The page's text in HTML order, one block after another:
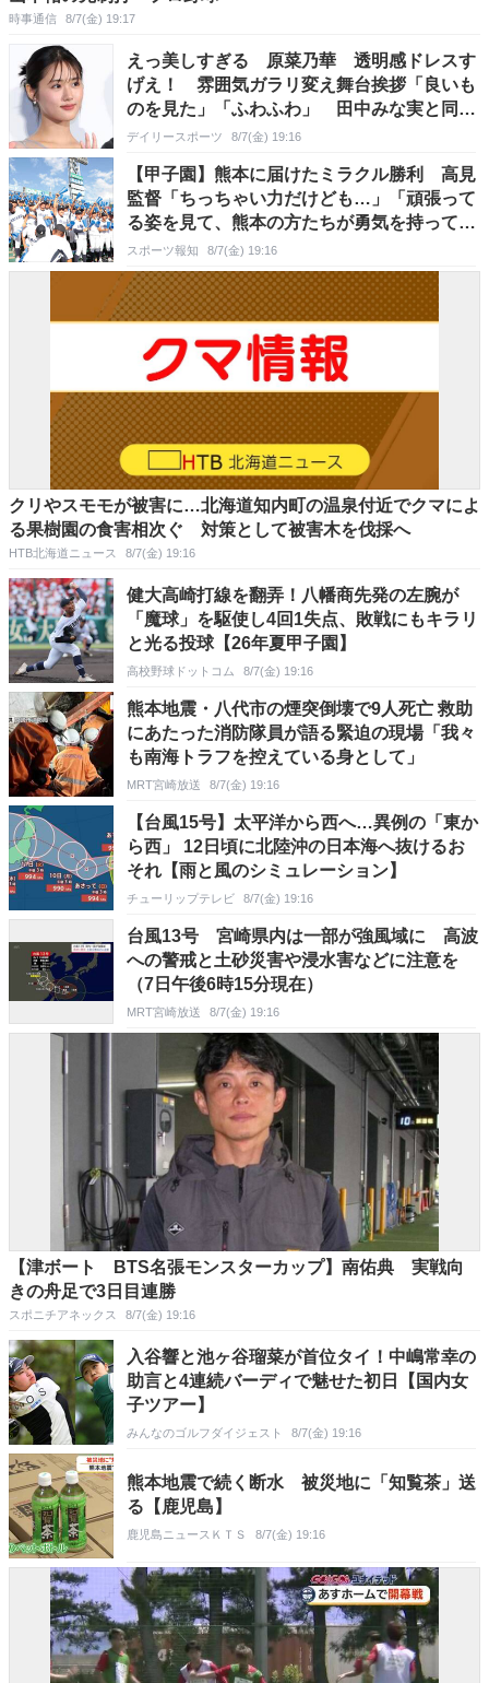
時事通信 8/7(金) 19:17
えっ美しすぎる 原菜乃華 透明感ドレスす
げえ！ 雰囲気ガラリ変え舞台挨拶「良いも
のを見た」「ふわふわ」 田中みな実と同色
系で現る
デイリースポーツ 8/7(金) 19:16
【甲子園】熊本に届けたミラクル勝利 高見
監督「ちっちゃい力だけども…」「頑張って
る姿を見て、熊本の方たちが勇気を持ってく
れれば」…９回２死から逆転 甲子園初勝利
スポーツ報知 8/7(金) 19:16
クリやスモモが被害に…北海道知内町の温泉付近でクマによ
る果樹園の食害相次ぐ 対策として被害木を伐採へ
HTB北海道ニュース 8/7(金) 19:16
健大高崎打線を翻弄！八幡商先発の左腕が
「魔球」を駆使し4回1失点、敗戦にもキラリ
と光る投球【26年夏甲子園】
高校野球ドットコム 8/7(金) 19:16
熊本地震・八代市の煙突倒壊で9人死亡 救助
にあたった消防隊員が語る緊迫の現場「我々
も南海トラフを控えている身として」
MRT宮崎放送 8/7(金) 19:16
【台風15号】太平洋から西へ…異例の「東か
ら西」 12日頃に北陸沖の日本海へ抜けるお
それ【雨と風のシミュレーション】
チューリップテレビ 8/7(金) 19:16
台風13号 宮崎県内は一部が強風域に 高波
への警戒と土砂災害や浸水害などに注意を
（7日午後6時15分現在）
MRT宮崎放送 8/7(金) 19:16
【津ボート BTS名張モンスターカップ】南佑典 実戦向
きの舟足で3日目連勝
スポニチアネックス 8/7(金) 19:16
入谷響と池ヶ谷瑠菜が首位タイ！中嶋常幸の
助言と4連続バーディで魅せた初日【国内女
子ツアー】
みんなのゴルフダイジェスト 8/7(金) 19:16
熊本地震で続く断水 被災地に「知覧茶」送
る【鹿児島】
鹿児島ニュースＫＴＳ 8/7(金) 19:16